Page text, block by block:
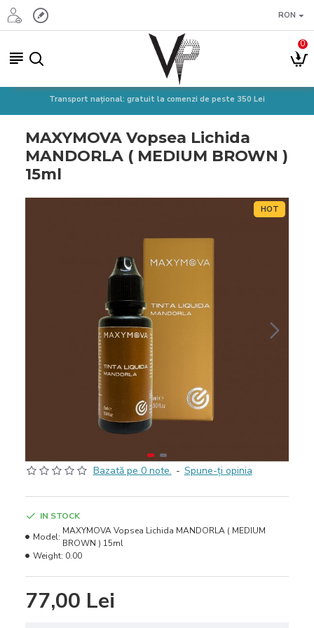
RON
0
Transport național: gratuit la comenzi de peste 350 Lei
MAXYMOVA Vopsea Lichida
MANDORLA ( MEDIUM BROWN )
15ml
HOT
Bazată pe 0 note. - Spune-ţi opinia
77,00 Lei
IN STOCK
Model:
MAXYMOVA Vopsea Lichida MANDORLA ( MEDIUM
BROWN ) 15ml
Weight: 0.00